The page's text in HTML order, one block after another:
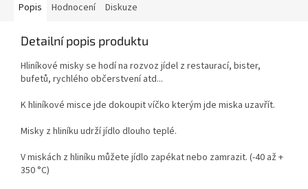
Popis Hodnocení Diskuze
Detailní popis produktu
Hliníkové misky se hodí na rozvoz jídel z restaurací, bister,
bufetů, rychlého občerstvení atd...
K hliníkové misce jde dokoupit víčko kterým jde miska uzavřít.
Misky z hliníku udrží jídlo dlouho teplé.
V miskách z hliníku můžete jídlo zapékat nebo zamrazit. (-40 až +
350 °C)